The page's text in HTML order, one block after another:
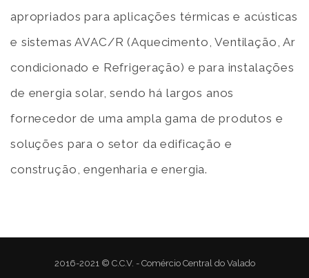
apropriados para aplicações térmicas e acústicas
e sistemas AVAC/R (Aquecimento, Ventilação, Ar
condicionado e Refrigeração) e para instalações
de energia solar, sendo há largos anos
fornecedor de uma ampla gama de produtos e
soluções para o setor da edificação e
construção, engenharia e energia.
2016-2021 © C.C.V. - Comércio Central do Valado